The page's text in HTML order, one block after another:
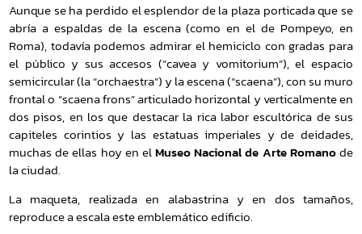
Aunque se ha perdido el esplendor de la plaza porticada que se
abría a espaldas de la escena (como en el de Pompeyo, en
Roma), todavía podemos admirar el hemiciclo con gradas para
el público y sus accesos (“cavea y vomitorium”), el espacio
semicircular (la “orchaestra”) y la escena (“scaena”), con su muro
frontal o “scaena frons” articulado horizontal y verticalmente en
dos pisos, en los que destacar la rica labor escultórica de sus
capiteles corintios y las estatuas imperiales y de deidades,
muchas de ellas hoy en elMuseo Nacional de Arte Romanode
la ciudad.
La maqueta, realizada en alabastrina y en dos tamaños,
reproduce a escala este emblemático edificio.